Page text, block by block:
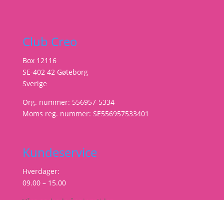
Club Creo
Box 12116
SE-402 42 Gøteborg
Sverige
Org. nummer: 556957-5334
Moms reg. nummer: SE556957533401
Kundeservice
Hverdager:
09.00 – 15.00